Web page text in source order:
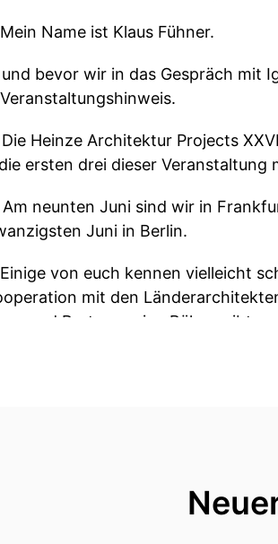
Name ist Klaus Fühner.
bevor wir in das Gespräch mit
Heinze Architektur Projects
ersten drei dieser Veranstaltung
neunten Juni sind wir in
Juni in Berlin.
von euch kennen vielleicht
mit den
und Partnern eine Bühne gibt.
Kleiner Spoiler für erste